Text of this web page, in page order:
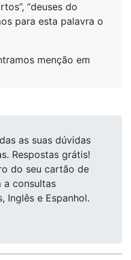
“deuses do
para esta palavra o
menção em
as suas dúvidas
Respostas grátis!
do seu cartão de
a consultas
Inglês e Espanhol.